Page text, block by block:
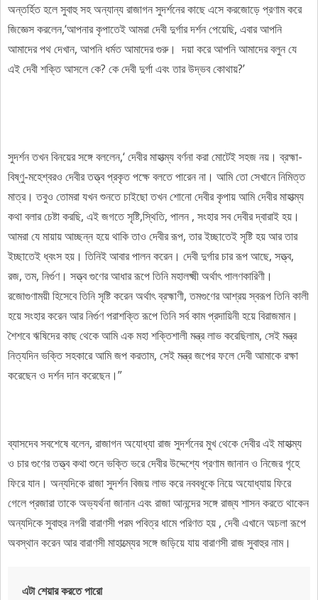
অন্তর্হিত হলে সুবাহু সহ অন্যান্য রাজাগন সুদর্শনের কাছে এসে করজোড়ে প্রণাম করে
জিজ্ঞেস করলেন,‘আপনার কৃপাতেই আমরা দেবী দুর্গার দর্শন পেয়েছি, এবার আপনি
আমাদের পথ দেখান, আপনি ধর্মত আমাদের গুরু। দয়া করে আপনি আমাদের বলুন যে
এই দেবী শক্তি আসলে কে? কে দেবী দুর্গা এবং তার উদ্ভব কোথায়?’
সুদর্শন তখন বিনয়ের সঙ্গে বললেন,‘ দেবীর মাহাত্ম্য বর্ণনা করা মোটেই সহজ নয়। ব্রহ্মা-
বিষ্ণু-মহেশ্বর‌ও দেবীর তত্ত্ব প্রকৃত পক্ষে বলতে পারেন না। আমি তো সেখানে নিমিত্ত
মাত্র। তবুও তোমরা যখন শুনতে চাইছো তখন শোনো দেবীর কৃপায় আমি দেবীর মাহাত্ম্য
কথা বলার চেষ্টা করছি, এই জগতে সৃষ্টি,স্থিতি, পালন , সংহার সব দেবীর দ্বারাই হয়।
আমরা যে মায়ায় আচ্ছন্ন হয়ে থাকি তাও দেবীর রূপ, তার ইচ্ছাতেই সৃষ্টি হয় আর তার
ইচ্ছাতেই ধ্বংস হয়। তিনিই আবার পালন করেন। দেবী দুর্গার চার রূপ আছে, সত্ত্ব,
রজ, তম, নির্গুণ। সত্ত্ব‌ গুণের আধার রূপে তিনি মহালক্ষ্মী অর্থাৎ পালণকারিণী।
রজোগুণাময়ী হিসেবে তিনি সৃষ্টি করেন অর্থাৎ ব্রহ্মাণী, তমগুণের আশ্রয় স্বরূপ তিনি কালী
হয়ে সংহার করেন আর নির্গুণ পরাশক্তি রূপে তিনি সর্ব কাম প্রদায়িনী হয়ে বিরাজমান।
শৈশবে ঋষিদের কাছ থেকে আমি এক মহা শক্তিশালী মন্ত্র লাভ করেছিলাম, সেই মন্ত্র
নিত্যদিন ভক্তি সহকারে আমি জপ করতাম, সেই মন্ত্র জপের ফলে দেবী আমাকে রক্ষা
করেছেন ও দর্শন দান করেছেন।”
ব্যাসদেব সবশেষে বলেন, রাজাগন অযোধ্যা রাজ সুদর্শনের মুখ থেকে দেবীর এই মাহাত্ম্য
ও চার গুণের তত্ত্ব কথা শুনে ভক্তি ভরে দেবীর উদ্দেশ্যে প্রণাম জানান ও নিজের গৃহে
ফিরে যান। অন্যদিকে রাজা সুদর্শন বিজয় লাভ করে নববধূকে নিয়ে অযোধ্যায় ফিরে
গেলে প্রজারা তাকে অভ্যর্থনা জানান এবং রাজা আনন্দের সঙ্গে রাজ্য শাসন করতে থাকেন
অন্যদিকে সুবাহুর নগরী বারাণসী পরম পবিত্র ধামে পরিণত হয় , দেবী এখানে অচলা রূপে
অবস্থান করেন আর বারাণসী মাহাত্ম্যের সঙ্গে জড়িয়ে যায় বারাণসী রাজ সুবাহুর নাম।
এটা শেয়ার করতে পারো